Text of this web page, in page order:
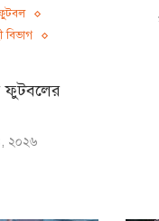
বিভাগ
ফুটবলের
২০২৬